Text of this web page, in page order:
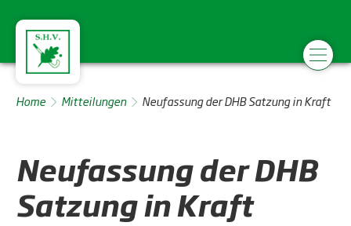
Home Mitteilungen Neufassung der DHB Satzung in Kraft
Neufassung der DHB
Satzung in Kraft